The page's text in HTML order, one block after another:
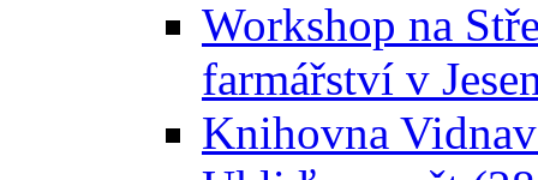
Workshop na
farmářství v
Knihovna